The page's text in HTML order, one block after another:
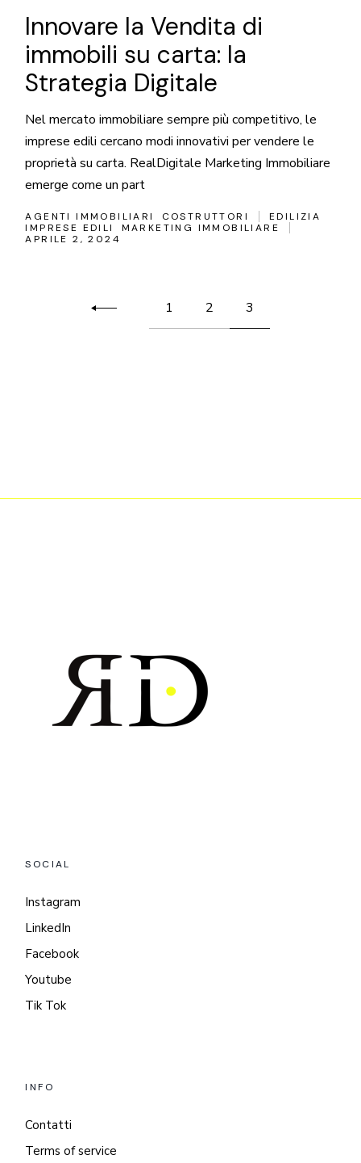
Innovare la Vendita di
immobili su carta: la
Strategia Digitale
Nel mercato immobiliare sempre più competitivo, le
imprese edili cercano modi innovativi per vendere le
proprietà su carta. RealDigitale Marketing Immobiliare
emerge come un part
AGENTI IMMOBILIARI COSTRUTTORI
EDILIZIA
IMPRESE EDILI
MARKETING IMMOBILIARE
APRILE 2, 2024
Paginazione
1 2 3
SOCIAL
Instagram
LinkedIn
Facebook
Youtube
Tik Tok
INFO
Contatti
Terms of service